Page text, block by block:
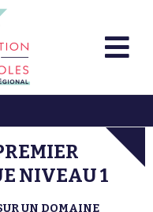
NIVEAU 1
UN DOMAINE